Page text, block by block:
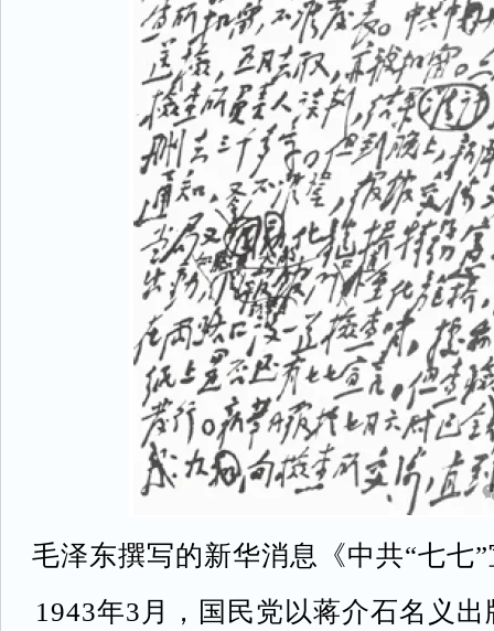
毛泽东撰写的新华消息《中共“七七
1943年3月，国民党以蒋介石名义出